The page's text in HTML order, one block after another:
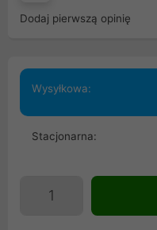
Dodaj pierwszą opinię
Wysyłkowa:
Stacjonarna: